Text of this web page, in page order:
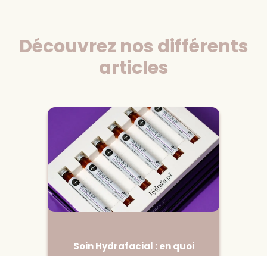
Découvrez nos différents
articles
Soin Hydrafacial : en quoi